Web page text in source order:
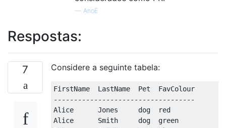
— AnoE
Respostas:
7 Considere a seguinte tabela:
FirstName  LastName  Pet  FavColour
-----------------------------------
Alice      Jones     dog  red
Alice      Smith     dog  green